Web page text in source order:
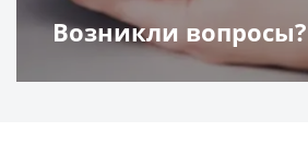
Возникли вопросы?